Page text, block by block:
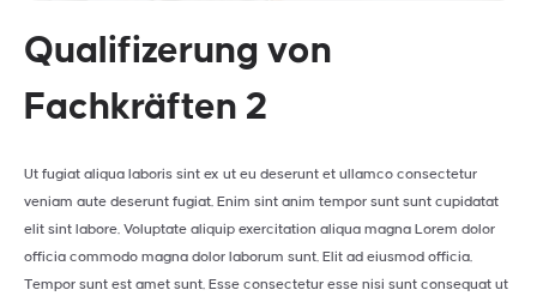
Qualifizerung von
Fachkräften 2
Ut fugiat aliqua laboris sint ex ut eu deserunt et ullamco consectetur
veniam aute deserunt fugiat. Enim sint anim tempor sunt sunt cupidatat
elit sint labore. Voluptate aliquip exercitation aliqua magna Lorem dolor
officia commodo magna dolor laborum sunt. Elit ad eiusmod officia.
Tempor sunt est amet sunt. Esse consectetur esse nisi sunt consequat ut